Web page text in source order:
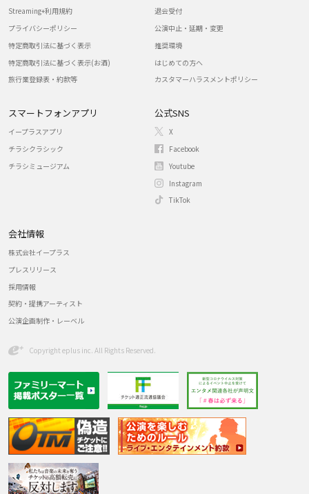
Streaming+利用規約
プライバシーポリシー
特定商取引法に基づく表示
特定商取引法に基づく表示(お酒)
旅行業登録表・約款等
退会受付
公演中止・延期・変更
推奨環境
はじめての方へ
カスタマーハラスメントポリシー
スマートフォンアプリ
イープラスアプリ
チラシクラシック
チラシミュージアム
公式SNS
X
Facebook
Youtube
Instagram
TikTok
会社情報
株式会社イープラス
プレスリリース
採用情報
契約・提携アーティスト
公演企画制作・レーベル
Copyright eplus inc. All Rights Reserved.